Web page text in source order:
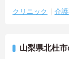
クリニック 介
山梨県北杜